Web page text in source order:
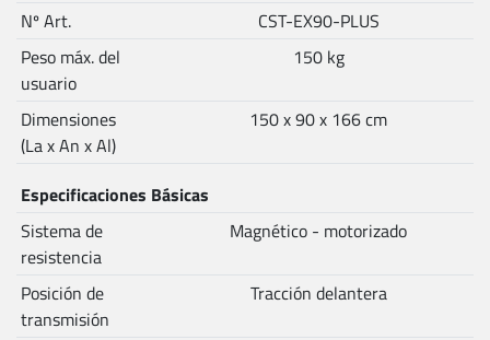
Nº Art.
CST-EX90-PLUS
Peso máx. del
usuario
150 kg
Dimensiones
(La x An x Al)
150 x 90 x 166 cm
Especificaciones Básicas
Sistema de
resistencia
Magnético - motorizado
Posición de
transmisión
Tracción delantera